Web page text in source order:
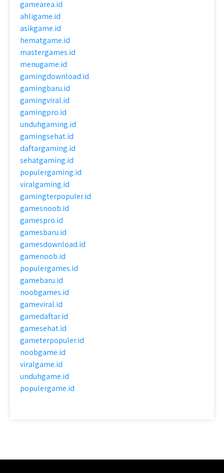
gamearea.id
ahligame.id
asikgame.id
hematgame.id
mastergames.id
menugame.id
gamingdownload.id
gamingbaru.id
gamingviral.id
gamingpro.id
unduhgaming.id
gamingsehat.id
daftargaming.id
sehatgaming.id
populergaming.id
viralgaming.id
gamingterpopuler.id
gamesnoob.id
gamespro.id
gamesbaru.id
gamesdownload.id
gamenoob.id
populergames.id
gamebaru.id
noobgames.id
gameviral.id
gamedaftar.id
gamesehat.id
gameterpopuler.id
noobgame.id
viralgame.id
unduhgame.id
populergame.id